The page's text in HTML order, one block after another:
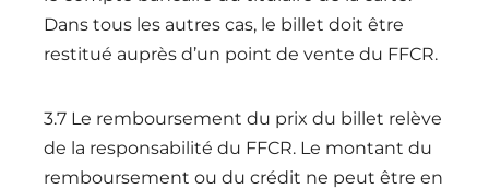
Dans tous les autres cas, le billet doit être
restitué auprès d’un point de vente du FFCR.
3.7 Le remboursement du prix du billet relève
de la responsabilité du FFCR. Le montant du
remboursement ou du crédit ne peut être en